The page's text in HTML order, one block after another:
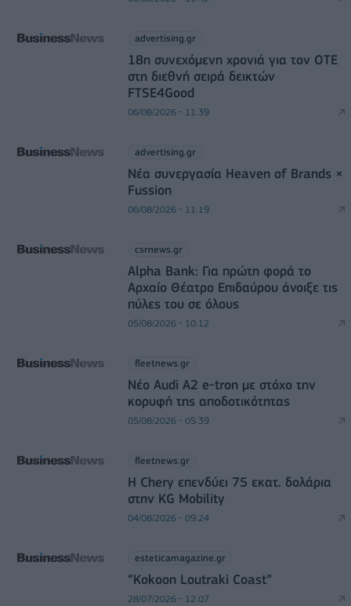
advertising.gr
18η συνεχόμενη χρονιά για τον ΟΤΕ
στη διεθνή σειρά δεικτών
FTSE4Good
06/08/2026 - 11:39
advertising.gr
Νέα συνεργασία Heaven of Brands ×
Fussion
06/08/2026 - 11:19
csrnews.gr
Alpha Bank: Για πρώτη φορά το
Αρχαίο Θέατρο Επιδαύρου άνοιξε τις
πύλες του σε όλους
05/08/2026 - 10:12
fleetnews.gr
Νέο Audi A2 e-tron με στόχο την
κορυφή της αποδοτικότητας
05/08/2026 - 05:39
fleetnews.gr
Η Chery επενδύει 75 εκατ. δολάρια
στην KG Mobility
04/08/2026 - 09:24
esteticamagazine.gr
“Kokoon Loutraki Coast”
28/07/2026 - 12:07